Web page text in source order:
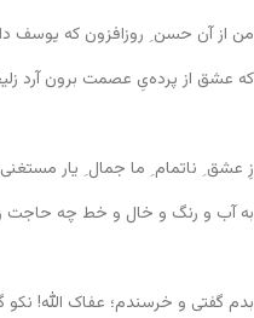
من از آن حسن ِ روزافزون که یوسف
که عشق از پرده‌یِ عصمت برون آرد
زِ عشق ِ ناتمام ِ ما جمال ِ یار
به آب و رنگ و خال و خط چه حاجت
بدم گفتی و خرسندم؛ عفاک الله! نکو